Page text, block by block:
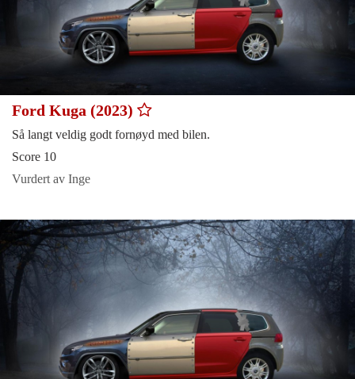
Ford Kuga (2023)
Så langt veldig godt fornøyd med bilen.
Score 10
Vurdert av Inge